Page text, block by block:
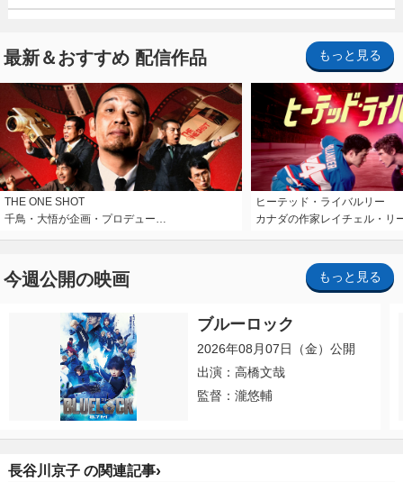
最新＆おすすめ 配信作品 もっと見る
THE ONE SHOT
千鳥・大悟が企画・プロデュー…
ヒーテッド・ライバルリー
カナダの作家レイチェル・リ
今週公開の映画 もっと見る
ブルーロック
2026年08月07日（金）公開
出演：高橋文哉
監督：瀧悠輔
長谷川京子 の関連記事›